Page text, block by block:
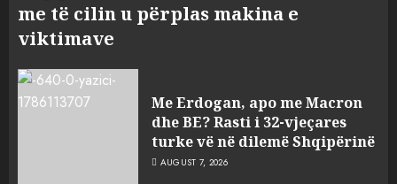
me të cilin u përplas makina e
viktimave
Me Erdogan, apo me Macron
dhe BE? Rasti i 32-vjeçares
turke vë në dilemë Shqipërinë
AUGUST 7, 2026